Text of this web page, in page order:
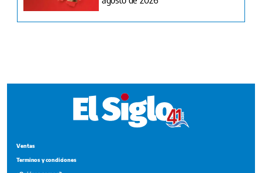
Suplementos